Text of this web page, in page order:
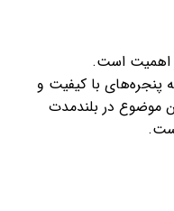
اهمیت است.
پنجره‌های با کیفیت و
موضوع در بلندمدت